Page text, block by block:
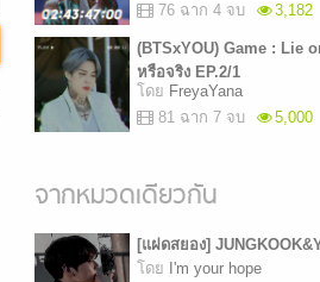
76 ฉาก 4 จบ
3,182
(BTSxYOU) Game : Lie
หรือจริง EP.2/1
โดย FreyaYana
81 ฉาก 7 จบ
5,000
จากหมวดเดียวกัน
[แฝดสยอง]
โดย I'm your hope